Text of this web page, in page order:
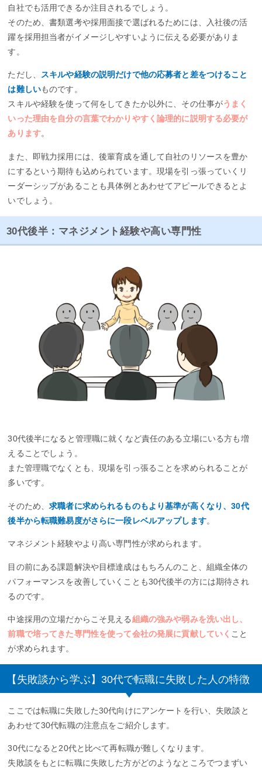
自社でも活用できるか注目されるでしょう。
そのため、書類選考や採用面接で選ばれるためには、入社後の活
躍を採用担当者がイメージしやすいように伝える必要がありま
す。
ただし、 スキルや経験の説明だけで他の応募者と差をつけること
は難しいものです。
スキルや経験を使って何をしてきたか以外に、その仕事がうまく
いった理由を自分の言葉でわかりやすく論理的に説明する必要が
あります。
また、即戦力採用には、後輩育成を通して自社のリソースを豊か
にするという期待も込められています。現場を引っ張っていくリ
ーダーシップがあることも具体例とあわせてアピールできるとよ
いでしょう。
30代後半：マネジメント経験や高い専門性
30代後半になると管理職に就くなど責任のある立場にいる方も増
えることでしょう。
また管理職でなくとも、現場を引っ張ることを求められることが
多いです。
そのため、求職者に求められるものもより基準が高くなり、30代
後半から転職難易度がさらに一段レベルアップします。
マネジメント経験やより高い専門性が求められます。
目の前にある課題解決や目標達成はもちろんのこと、組織全体の
パフォーマンスを改善していくことも30代後半の方には期待され
るのです。
中途採用の立場だからこそ見える組織の強みや弱みを洗い出し、
前職で培ってきた専門性を使って会社の発展に貢献していく こと
が求められます。
【失敗談から学ぶ】30代で転職に失敗した人の特徴
ここでは転職に失敗した30代向けにアンケートを行い、失敗談と
あわせて30代転職の注意点をご紹介します。
30代になると20代と比べて再転職が難しくなります。
失敗談をもとに転職に失敗した方がどのようなところでつまずい